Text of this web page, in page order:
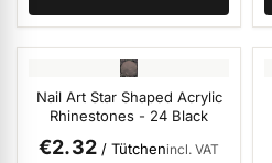
Nail Art Star Shaped Acrylic
Rhinestones - 24 Black
€2.32/ Tütchenincl. VAT